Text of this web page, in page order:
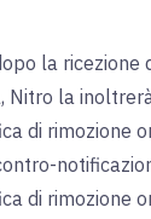
la ricezione
Nitro la
di rimozione
di rimozione